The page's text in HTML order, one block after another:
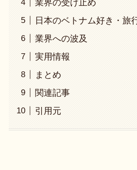
業界の受け止め
日本のベトナム好き・旅
業界への波及
実用情報
まとめ
関連記事
引用元